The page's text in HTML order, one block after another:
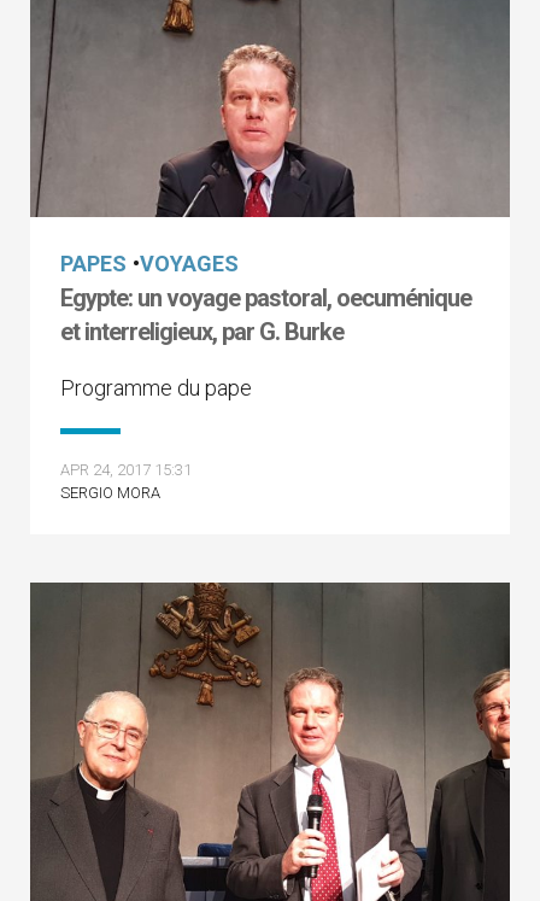
PAPES •VOYAGES
Egypte: un voyage pastoral, oecuménique
et interreligieux, par G. Burke
Programme du pape
APR 24, 2017 15:31
SERGIO MORA